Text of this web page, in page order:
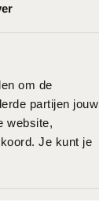
om de
partijen jouw
website,
Je kunt je